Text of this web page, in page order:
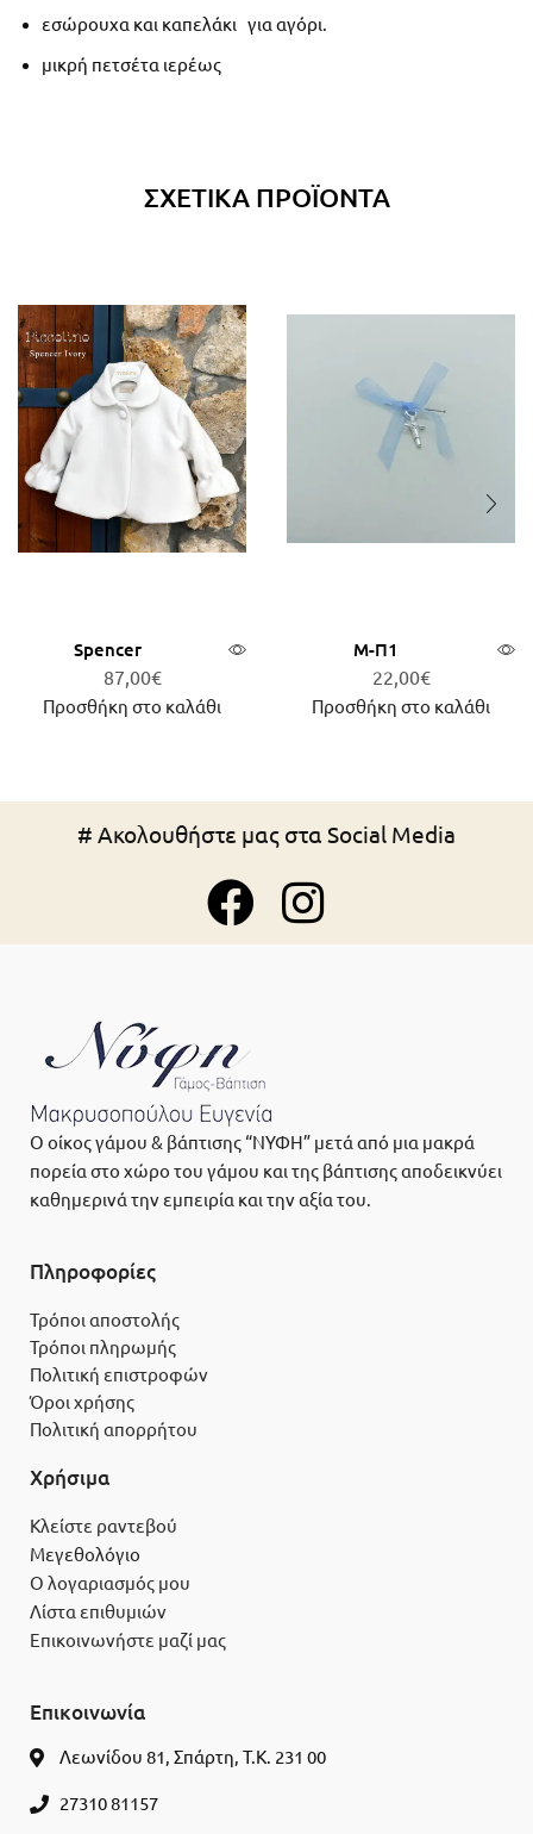
εσώρουχα και καπελάκι για αγόρι.
μικρή πετσέτα ιερέως
ΣΧΕΤΙΚΆ ΠΡΟΪΌΝΤΑ
Spencer
87,00€
Προσθήκη στο καλάθι
Μ-Π1
22,00€
Προσθήκη στο καλάθι
# Ακολουθήστε μας στα Social Media
Ο οίκος γάμου & βάπτισης “ΝΥΦΗ” μετά από μια μακρά
πορεία στο χώρο του γάμου και της βάπτισης αποδεικνύει
καθημερινά την εμπειρία και την αξία του.
Πληροφορίες
Τρόποι αποστολής
Τρόποι πληρωμής
Πολιτική επιστροφών
Όροι χρήσης
Πολιτική απορρήτου
Χρήσιμα
Κλείστε ραντεβού
Μεγεθολόγιο
Ο λογαριασμός μου
Λίστα επιθυμιών
Επικοινωνήστε μαζί μας
Επικοινωνία
Λεωνίδου 81, Σπάρτη, Τ.Κ. 231 00
27310 81157